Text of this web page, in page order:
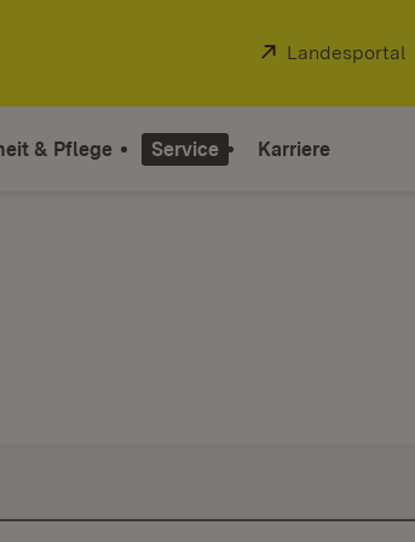
Extern:
Landesportal
& Pflege Service Karriere